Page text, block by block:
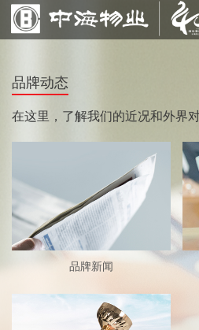
品牌动态
在这里，了解我们的近况和外界
品牌新闻